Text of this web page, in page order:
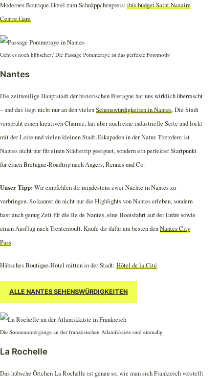
Modernes Boutique-Hotel zum Schnäppchenpreis: ibis budget Saint Nazaire
Centre Gare
Geht es noch hübscher? Die Passage Pommeraye ist das perfekte Fotomotiv
Nantes
Die zeitweilige Hauptstadt der historischen Bretagne hat uns wirklich überrascht
– und das liegt nicht nur an den vielenSehenswürdigkeiten in Nantes. Die Stadt
versprüht einen kreativen Charme, hat aber auch eine industrielle Seite und lockt
mit der Loire und vielen kleinen Stadt-Eskapaden in der Natur. Trotzdem ist
Nantes nicht nur für einen Städtetrip geeignet, sondern ein perfekter Startpunkt
für einen Bretagne-Roadtrip nach Angers, Rennes und Co.
Unser Tipp: Wir empfehlen dir mindestens zwei Nächte in Nantes zu
verbringen. So kannst du nicht nur die Highlights von Nantes erleben, sondern
hast auch genug Zeit für die Île de Nantes, eine Bootsfahrt auf der Erdre sowie
einen Ausflug nach Trentemoult. Kaufe dir dafür am besten denNantes City
Pass.
Hübsches Boutique-Hotel mitten in der Stadt: Hôtel de la Cité
ALLE NANTES SEHENSWÜRDIGKEITEN
Die Sonnenuntergänge an der französischen Atlantikküste sind einmalig
La Rochelle
Das hübsche Örtchen La Rochelle ist genau so, wie man sich Frankreich vorstellt